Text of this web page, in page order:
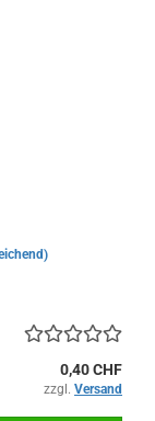
0,40 CHF
zzgl. Versand